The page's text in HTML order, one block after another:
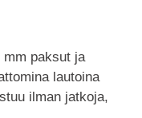
mm paksut ja
lautoina
ilman jatkoja,